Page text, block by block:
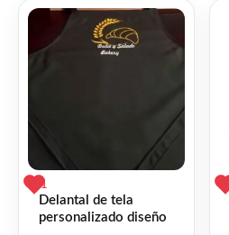
1
Delantal de tela
personalizado diseño